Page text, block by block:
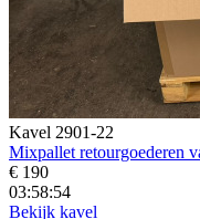
Kavel 2901-22
Mixpallet retourgoederen
€ 190
03:58:52
Bekijk kavel